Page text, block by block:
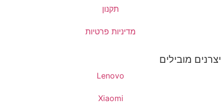
תקנון
מדיניות פרטיות
יצרנים מובילים
Lenovo
Xiaomi